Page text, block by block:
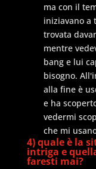
ma con il
iniziavano a
trovata
mentre
bang e lui
bisogno.
alla fine è
e ha
vedermi
che mi
4) quale è la
intriga e
faresti mai?